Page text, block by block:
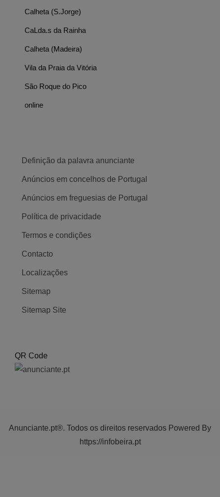
Calheta (S.Jorge)
CaLda.s da Rainha
Calheta (Madeira)
Vila da Praia da Vitória
São Roque do Pico
online
Definição da palavra anunciante
Anúncios em concelhos de Portugal
Anúncios em freguesias de Portugal
Política de privacidade
Termos e condições
Contacto
Localizações
Sitemap
Sitemap Site
QR Code
Anunciante.pt®. Todos os direitos reservados Powered By
https://infobeira.pt